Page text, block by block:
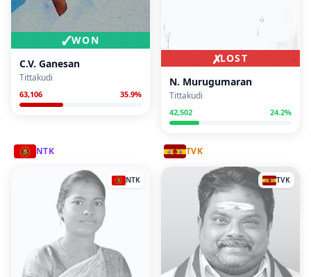
✓WON
C.V. Ganesan
Tittakudi
63,106 35.9%
✗LOST
N. Murugumaran
Tittakudi
42,502 24.2%
NTK
NTK
TVK
TVK